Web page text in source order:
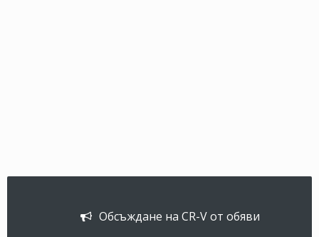
Обсъждане на CR-V от обяви